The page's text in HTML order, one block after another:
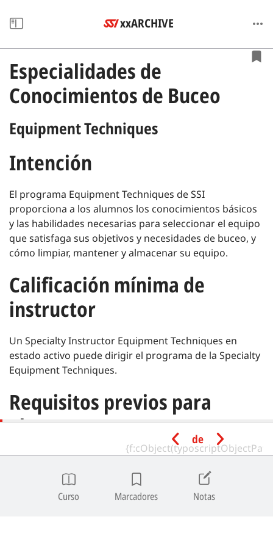
xxARCHIVE
Especialidades de
Conocimientos de Buceo
Equipment Techniques
Intención
El programa Equipment Techniques de SSI
proporciona a los alumnos los conocimientos básicos
y las habilidades necesarias para seleccionar el equipo
que satisfaga sus objetivos y necesidades de buceo, y
cómo limpiar, mantener y almacenar su equipo.
Calificación mínima de
instructor
Un Specialty Instructor Equipment Techniques en
estado activo puede dirigir el programa de la Specialty
Equipment Techniques.
Requisitos previos para
alumnos
Edad mínima | 10 años.
Poseer las siguientes certificaciones SSI o
equivalentes de un organismo de formación
de
Curso Marcadores Notas